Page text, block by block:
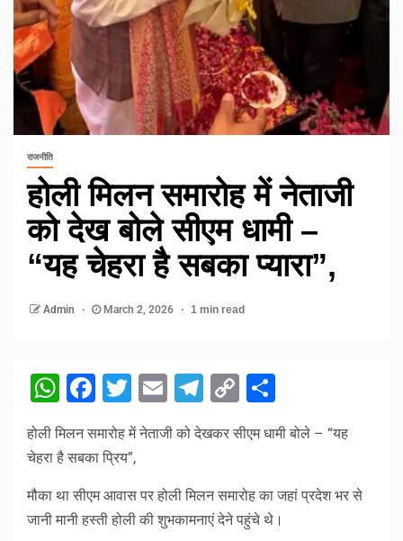
राजनीति
होली मिलन समारोह में नेताजी
को देख बोले सीएम धामी –
“यह चेहरा है सबका प्यारा”,
Admin March 2, 2026 1 min read
WhatsApp
Facebook
Twitter
EmailTelegram
Copy
होली मिलन समारोह में नेताजी को देखकर सीएम धामी बोले – “यह
चेहरा है सबका प्रिय”,
मौका था सीएम आवास पर होली मिलन समारोह का जहां प्रदेश भर से
जानी मानी हस्ती होली की शुभकामनाएं देने पहुंचे थे।